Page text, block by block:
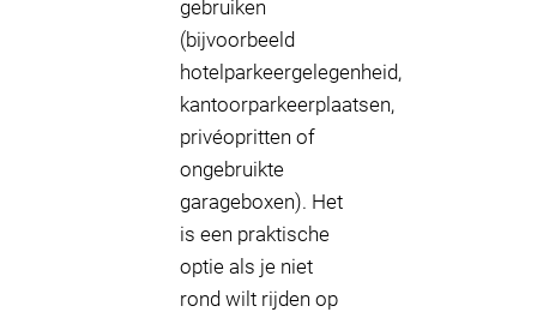
gebruiken
(bijvoorbeeld
hotelparkeergelegenheid,
kantoorparkeerplaatsen,
privéopritten of
ongebruikte
garageboxen). Het
is een praktische
optie als je niet
rond wilt rijden op